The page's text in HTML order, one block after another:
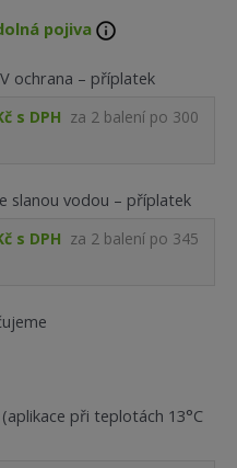
pojiva
ochrana – příplatek
s DPH za 2 balení po 300
slanou vodou – příplatek
s DPH za 2 balení po 345
při teplotách 13°C